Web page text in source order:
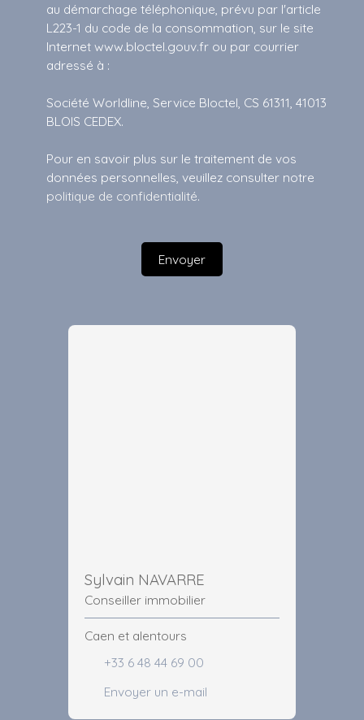
au démarchage téléphonique, prévu par l'article
L223-1 du code de la consommation, sur le site
Internet www.bloctel.gouv.fr ou par courrier
adressé à :
Société Worldline, Service Bloctel, CS 61311, 41013
BLOIS CEDEX.
Pour en savoir plus sur le traitement de vos
données personnelles, veuillez consulter notre
politique de confidentialité.
Envoyer
Sylvain NAVARRE
Conseiller immobilier
Caen et alentours
+33 6 48 44 69 00
Envoyer un e-mail